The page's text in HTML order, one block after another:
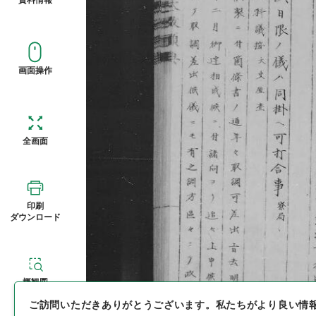
画面操作
全画面
印刷
ダウンロード
概観図
ご訪問いただきありがとうございます。 私たちがより良い情